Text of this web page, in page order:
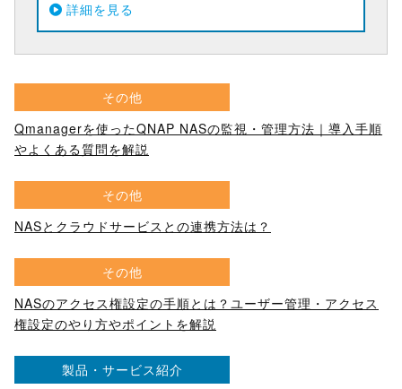
詳細を見る
その他
Qmanagerを使ったQNAP NASの監視・管理方法｜導入手順
やよくある質問を解説
その他
NASとクラウドサービスとの連携方法は？
その他
NASのアクセス権設定の手順とは？ユーザー管理・アクセス
権設定のやり方やポイントを解説
製品・サービス紹介